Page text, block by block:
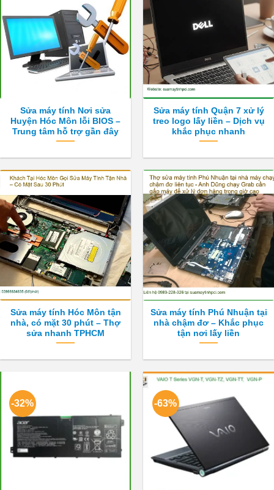
Sửa máy tính Nơi sửa
Huyện Hóc Môn lỗi BIOS –
Trung tâm hỗ trợ gần đây
Sửa máy tính Quận 7 xử lý
treo logo lấy liền – Dịch vụ
khắc phục nhanh
Sửa máy tính Hóc Môn tận
nhà, có mặt 30 phút – Thợ
sửa nhanh TPHCM
Sửa máy tính Phú Nhuận tại
nhà chậm đơ – Khắc phục
tận nơi lấy liền
-32% -63%